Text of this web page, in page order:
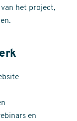
het project,
en